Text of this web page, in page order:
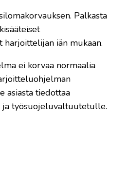
Palkasta
harjoittelijan iän mukaan.
ei korvaa normaalia
asiasta tiedottaa
työsuojeluvaltuutetulle.